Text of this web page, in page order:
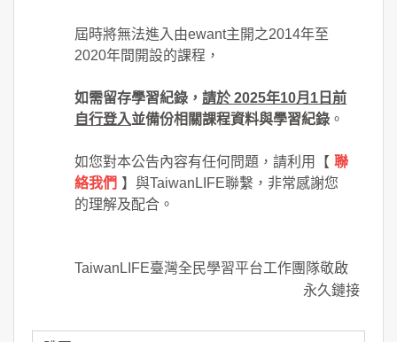
屆時將無法進入由ewant主開之2014年至
2020年間開設的課程，
如需留存學習紀錄， 請於 2025年10月1日前
自行登入並備份相關課程資料與學習紀錄 。
如您對本公告內容有任何問題，請利用【 聯
絡我們 】與TaiwanLIFE聯繫，非常感謝您
的理解及配合。
TaiwanLIFE臺灣全民學習平台工作團隊敬啟
永久鏈接